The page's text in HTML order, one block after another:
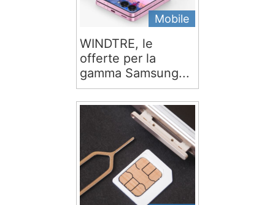
Mobile
WINDTRE, le
offerte per la
gamma Samsung...